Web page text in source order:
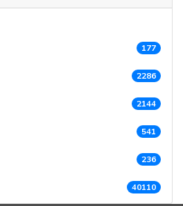
177
2286
2144
541
236
40110